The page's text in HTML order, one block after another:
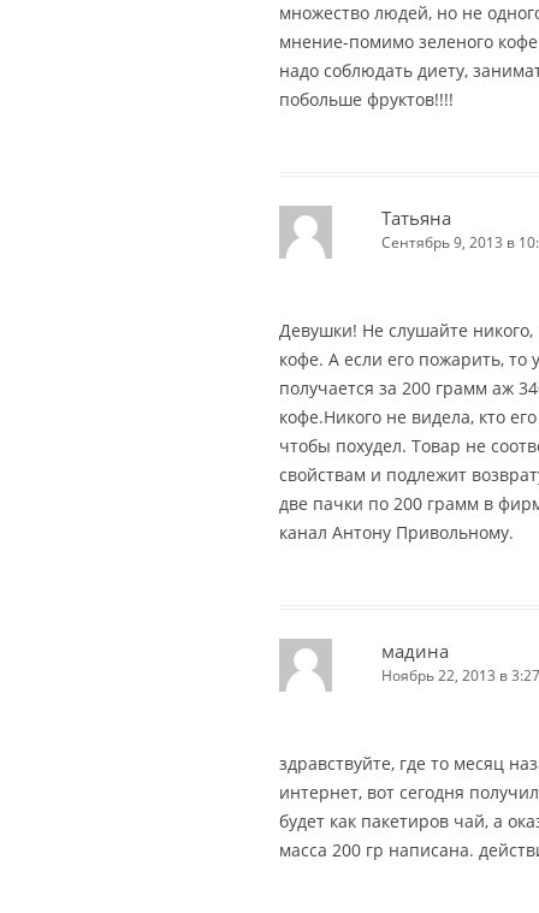
множество людей, но не
мнение-помимо зеленого
надо соблюдать диету,
побольше фруктов!!!!
Татьяна
Сентябрь 9, 2013 в
Девушки! Не слушайте
кофе. А если его пожарить, то
получается за 200 грамм аж
кофе.Никого не видела, кто
чтобы похудел. Товар не
свойствам и подлежит
две пачки по 200 грамм в
канал Антону Привольному.
мадина
Ноябрь 22, 2013 в
здравствуйте, где то месяц
интернет, вот сегодня
будет как пакетиров чай, а
масса 200 гр написана.